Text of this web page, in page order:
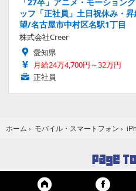
「27卒」アニメ・モーション
ッフ「正社員」土日祝休み・
望/名古屋市中村区名駅1丁目
株式会社Creer
愛知県
月給24万4,700円～32万円
正社員
ホーム › モバイル・スマートフォン ›